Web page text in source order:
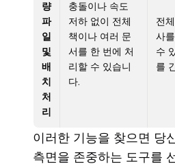
량
파
일
및
배
치
처
리
충돌이나 속도
저하 없이 전체
책이나 여러 문
서를 한 번에 처
리할 수 있습니
다.
전
사
수
를
이러한 기능을 찾으면 당
측면을 존중하는 도구를